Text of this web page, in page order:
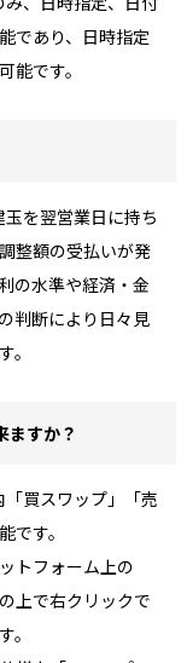
であり、日時指定
能です。
を翌営業日に持ち
整額の受払いが発
の水準や経済・金
判断により日々見
。
ますか？
買スワップ」「売
です。
トフォーム上の
上で右クリックで
。